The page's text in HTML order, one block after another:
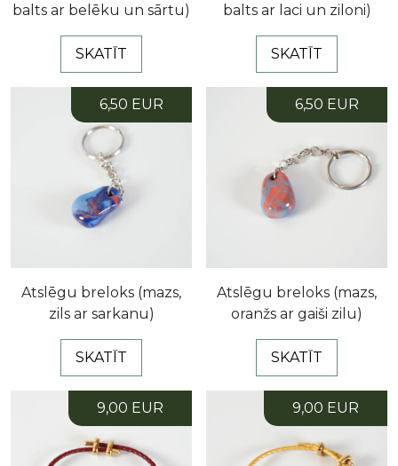
balts ar belēku un sārtu)
SKATĪT
balts ar laci un ziloni)
SKATĪT
6,50 EUR
Atslēgu breloks (mazs,
zils ar sarkanu)
SKATĪT
6,50 EUR
Atslēgu breloks (mazs,
oranžs ar gaiši zilu)
SKATĪT
9,00 EUR 9,00 EUR